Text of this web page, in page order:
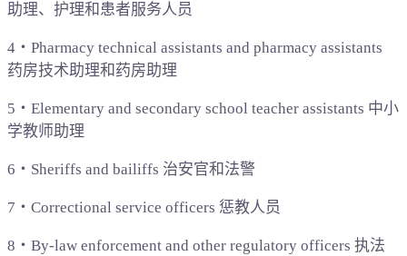
助理、护理和患者服务人员
4‧Pharmacy technical assistants and pharmacy assistants
药房技术助理和药房助理
5‧Elementary and secondary school teacher assistants 中小
学教师助理
6‧Sheriffs and bailiffs 治安官和法警
7‧Correctional service officers 惩教人员
8‧By-law enforcement and other regulatory officers 执法